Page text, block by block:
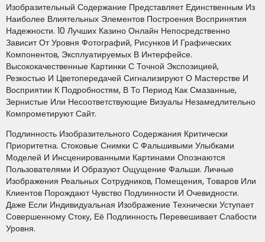
Изобразительный Содержание Представляет Единственным Из
Наиболее Влиятельных Элементов Построения Воспринятия
Надежности. 10 Лучших Казино Онлайн Непосредственно
Зависит От Уровня Фотографий, Рисунков И Графических
Компонентов, Эксплуатируемых В Интерфейсе.
Высококачественные Картинки С Точной Экспозицией,
Резкостью И Цветопередачей Сигнализируют О Мастерстве И
Восприятии К Подробностям, В То Период Как Смазанные,
Зернистые Или Несоответствующие Визуалы Незамедлительно
Компрометируют Сайт.
Подлинность Изобразительного Содержания Критически
Приоритетна. Стоковые Снимки С Фальшивыми Улыбками
Моделей И Инсценированными Картинами Опознаются
Пользователями И Образуют Ощущение Фальши. Личные
Изображения Реальных Сотрудников, Помещения, Товаров Или
Клиентов Порождают Чувство Подлинности И Очевидности.
Даже Если Индивидуальная Изображение Технически Уступает
Совершенному Стоку, Её Подлинность Перевешивает Слабости
Уровня.